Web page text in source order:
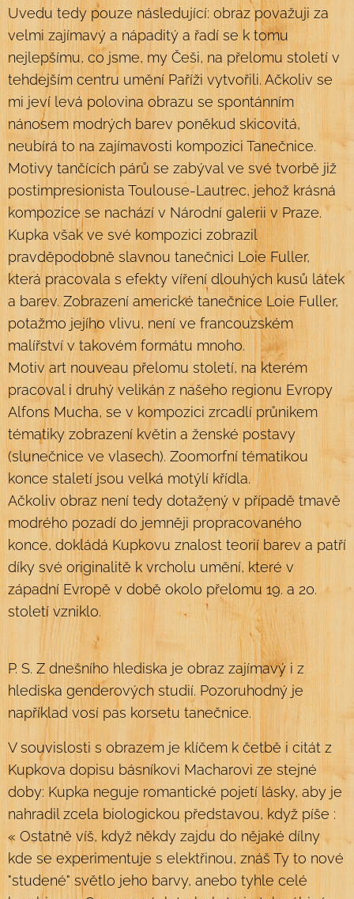
Uvedu tedy pouze následující: obraz považuji za
velmi zajímavý a nápaditý a řadí se k tomu
nejlepšímu, co jsme, my Češi, na přelomu století v
tehdejším centru umění Paříži vytvořili. Ačkoliv se
mi jeví levá polovina obrazu se spontánním
nánosem modrých barev poněkud skicovitá,
neubírá to na zajímavosti kompozici Tanečnice.
Motivy tančících párů se zabýval ve své tvorbě již
postimpresionista Toulouse-Lautrec, jehož krásná
kompozice se nachází v Národní galerii v Praze.
Kupka však ve své kompozici zobrazil
pravděpodobně slavnou tanečnici Loie Fuller,
která pracovala s efekty víření dlouhých kusů látek
a barev. Zobrazení americké tanečnice Loie Fuller,
potažmo jejího vlivu, není ve francouzském
malířství v takovém formátu mnoho.
Motiv art nouveau přelomu století, na kterém
pracoval i druhý velikán z našeho regionu Evropy
Alfons Mucha, se v kompozici zrcadlí průnikem
tématiky zobrazení květin a ženské postavy
(slunečnice ve vlasech). Zoomorfní tématikou
konce staletí jsou velká motýlí křídla.
Ačkoliv obraz není tedy dotažený v případě tmavě
modrého pozadí do jemněji propracovaného
konce, dokládá Kupkovu znalost teorií barev a patří
díky své originalitě k vrcholu umění, které v
západní Evropě v době okolo přelomu 19. a 20.
století vzniklo.
P. S. Z dnešního hlediska je obraz zajímavý i z
hlediska genderových studií. Pozoruhodný je
například vosí pas korsetu tanečnice.
V souvislosti s obrazem je klíčem k četbě i citát z
Kupkova dopisu básníkovi Macharovi ze stejné
doby: Kupka neguje romantické pojetí lásky, aby je
nahradil zcela biologickou představou, když píše :
« Ostatně víš, když někdy zajdu do nějaké dílny
kde se experimentuje s elektřinou, znáš Ty to nové
"studené" světlo jeho barvy, anebo tyhle celé